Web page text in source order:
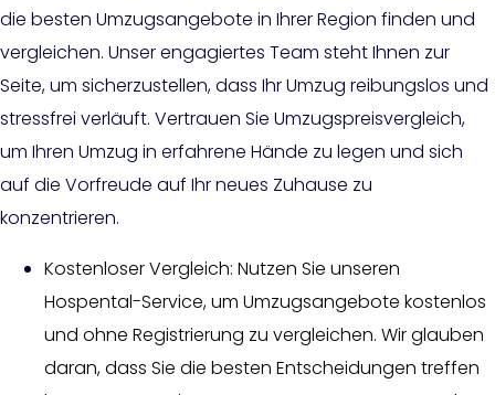
die besten Umzugsangebote in Ihrer Region finden und
vergleichen. Unser engagiertes Team steht Ihnen zur
Seite, um sicherzustellen, dass Ihr Umzug reibungslos und
stressfrei verläuft. Vertrauen Sie Umzugspreisvergleich,
um Ihren Umzug in erfahrene Hände zu legen und sich
auf die Vorfreude auf Ihr neues Zuhause zu
konzentrieren.
Kostenloser Vergleich: Nutzen Sie unseren
Hospental-Service, um Umzugsangebote kostenlos
und ohne Registrierung zu vergleichen. Wir glauben
daran, dass Sie die besten Entscheidungen treffen